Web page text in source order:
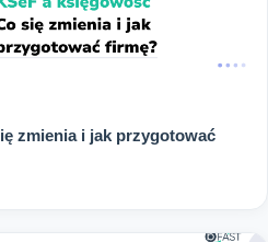
zmienia i jak przygotować